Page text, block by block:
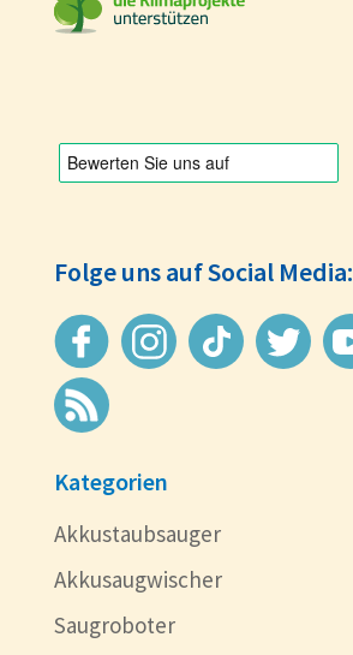
Folge uns auf Social Media:
Kategorien
Akkustaubsauger
Akkusaugwischer
Saugroboter